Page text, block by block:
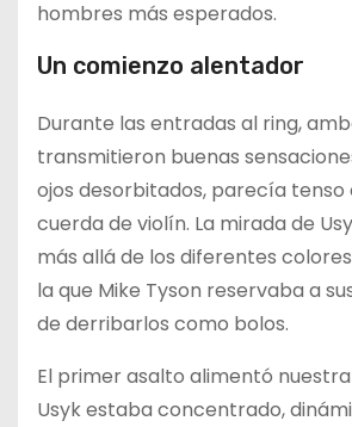
hombres más esperados.
Un comienzo alentador
Durante las entradas al ring,
transmitieron buenas
ojos desorbitados, parecía tenso
cuerda de violín. La mirada de
más allá de los diferentes
la que Mike Tyson reservaba a
de derribarlos como bolos.
El primer asalto alimentó
Usyk estaba concentrado,